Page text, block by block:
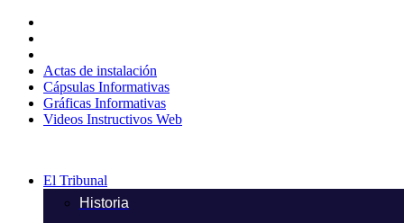
contenido
Actas de instalación
Cápsulas Informativas
Gráficas Informativas
Videos Instructivos Web
El Tribunal
Historia